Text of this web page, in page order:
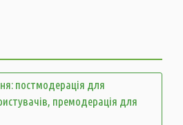
постмодерація для
премодерація для